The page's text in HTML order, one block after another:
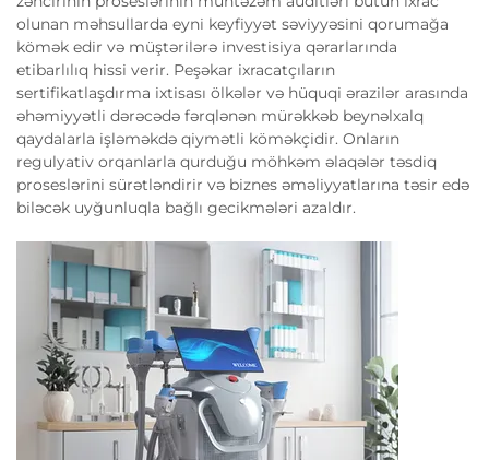
olunan məhsullarda eyni keyfiyyət səviyyəsini qorumağa
kömək edir və müştərilərə investisiya qərarlarında
etibarlılıq hissi verir. Peşəkar ixracatçıların
sertifikatlaşdırma ixtisası ölkələr və hüquqi ərazilər arasında
əhəmiyyətli dərəcədə fərqlənən mürəkkəb beynəlxalq
qaydalarla işləməkdə qiymətli köməkçidir. Onların
regulyativ orqanlarla qurduğu möhkəm əlaqələr təsdiq
proseslərini sürətləndirir və biznes əməliyyatlarına təsir edə
biləcək uyğunluqla bağlı gecikmələri azaldır.